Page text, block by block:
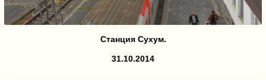
Станция Сухум.
31.10.2014